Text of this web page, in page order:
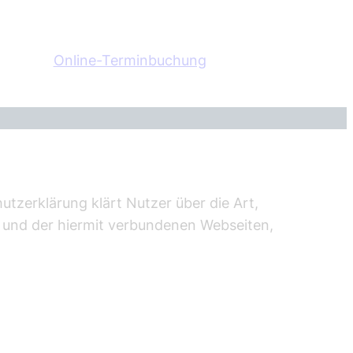
Online-Terminbuchung
klärt Nutzer über die Art,
der hiermit verbundenen Webseiten,